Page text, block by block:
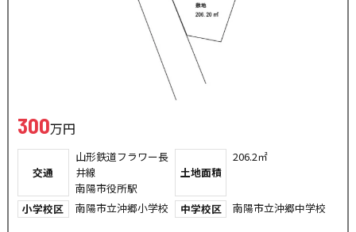
300万円
交通
山形鉄道フラワー長
井線
南陽市役所駅
土地面積
206.2㎡
小学校区 南陽市立沖郷小学校 中学校区 南陽市立沖郷中学校